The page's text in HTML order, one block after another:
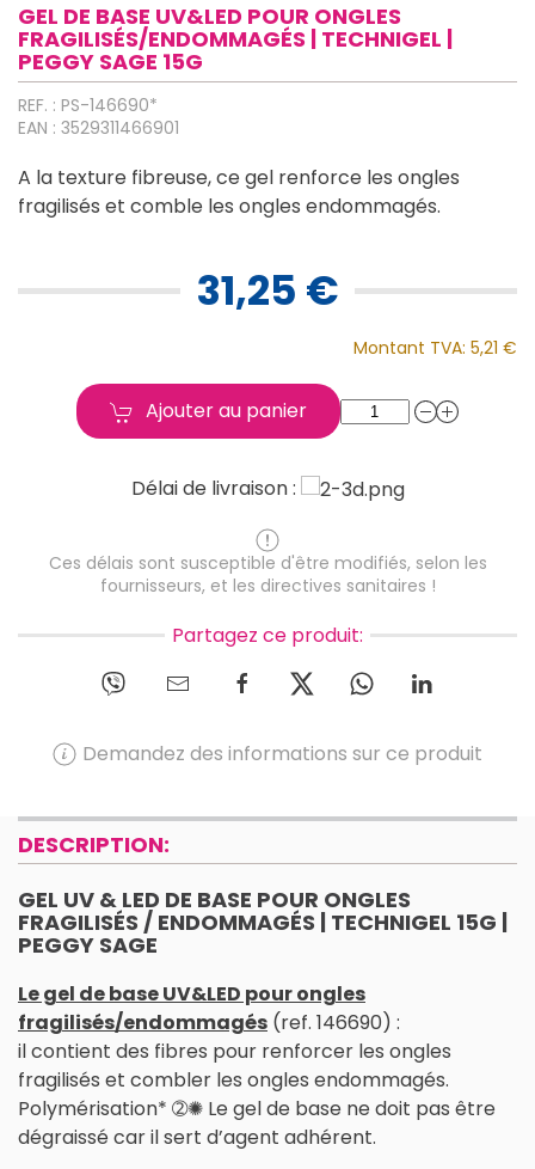
GEL DE BASE UV&LED POUR ONGLES
FRAGILISÉS/ENDOMMAGÉS | TECHNIGEL |
PEGGY SAGE 15G
REF. : PS-146690*
EAN : 3529311466901
A la texture fibreuse, ce gel renforce les ongles
fragilisés et comble les ongles endommagés.
31,25 €
Montant TVA: 5,21 €
Ajouter au panier
Délai de livraison :
Ces délais sont susceptible d'être modifiés, selon les
fournisseurs, et les directives sanitaires !
Partagez ce produit:
Demandez des informations sur ce produit
DESCRIPTION:
GEL UV & LED DE BASE POUR ONGLES
FRAGILISÉS / ENDOMMAGÉS | TECHNIGEL 15G |
PEGGY SAGE
Le gel de base UV&LED pour ongles
fragilisés/endommagés (ref. 146690) :
il contient des fibres pour renforcer les ongles
fragilisés et combler les ongles endommagés.
Polymérisation* ➁✺ Le gel de base ne doit pas être
dégraissé car il sert d’agent adhérent.